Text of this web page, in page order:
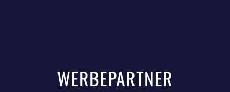
WERBEPARTNER